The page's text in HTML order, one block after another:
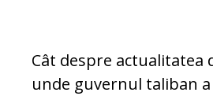
Cât despre actualitatea
unde guvernul taliban